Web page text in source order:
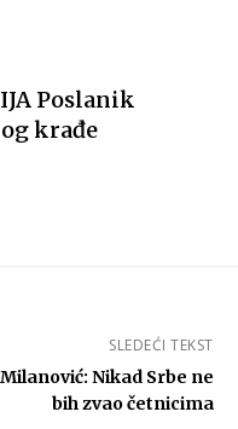
Poslanik
krađe
SLEDEĆI TEKST
Milanović: Nikad Srbe ne
bih zvao četnicima